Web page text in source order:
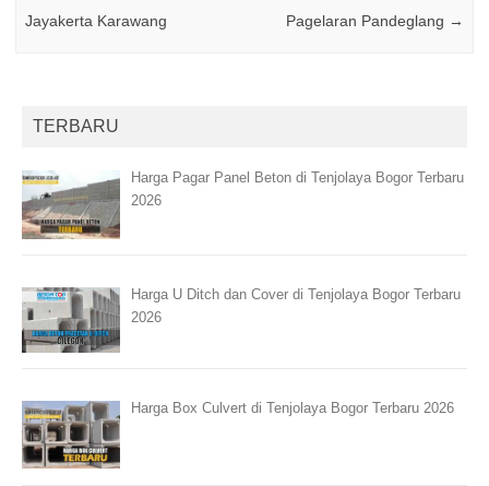
Jayakerta Karawang
Pagelaran Pandeglang →
TERBARU
Harga Pagar Panel Beton di Tenjolaya Bogor Terbaru
2026
Harga U Ditch dan Cover di Tenjolaya Bogor Terbaru
2026
Harga Box Culvert di Tenjolaya Bogor Terbaru 2026